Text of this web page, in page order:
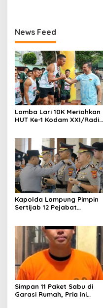
News Feed
Lomba Lari 10K Meriahkan
HUT Ke-1 Kodam XXI/Radin
Kapolda Lampung Pimpin
Sertijab 12 Pejabat
Polri Presisi
Simpan 11 Paket Sabu di
Garasi Rumah, Pria ini